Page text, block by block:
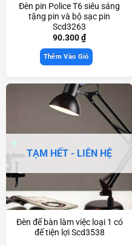
Đèn pin Police T6 siêu sáng
tặng pin và bộ sạc pin
Scd3263
90.300₫
Thêm Vào Giỏ
TẠM HẾT - LIÊN HỆ
Đèn để bàn làm việc loại 1 có
đế tiện lợi Scd3538